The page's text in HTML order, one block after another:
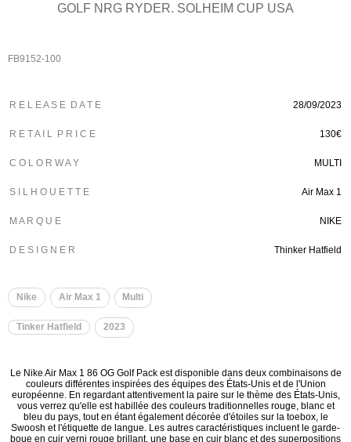
GOLF NRG RYDER. SOLHEIM CUP USA
FB9152-100
R E L E A S E D A T E 28/09/2023
R E T A I L P R I C E 130€
C O L O R W A Y MULTI
S I L H O U E T T E Air Max 1
M A R Q U E NIKE
D E S I G N E R Thinker Hatfield
Nike Air Max 1 Multi
Tinker Hatfield 2023
Le Nike Air Max 1 86 OG Golf Pack est disponible dans deux combinaisons de
couleurs différentes inspirées des équipes des États-Unis et de l'Union
européenne. En regardant attentivement la paire sur le thème des États-Unis,
vous verrez qu'elle est habillée des couleurs traditionnelles rouge, blanc et
bleu du pays, tout en étant également décorée d'étoiles sur la toebox, le
Swoosh et l'étiquette de langue. Les autres caractéristiques incluent le garde-
boue en cuir verni rouge brillant, une base en cuir blanc et des superpositions